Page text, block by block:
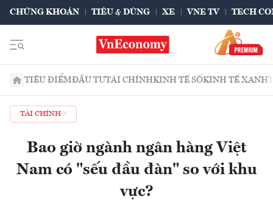
CHỨNG KHOÁN TIÊU & DÙNG XE VNE TV TECH
TIÊU ĐIỂMĐẦU TƯTÀI CHÍNHKINH TẾ SỐKINH TẾ XANH
TÀI CHÍNH
Bao giờ ngành ngân hàng Việt
Nam có "sếu đầu đàn" so với khu
vực?